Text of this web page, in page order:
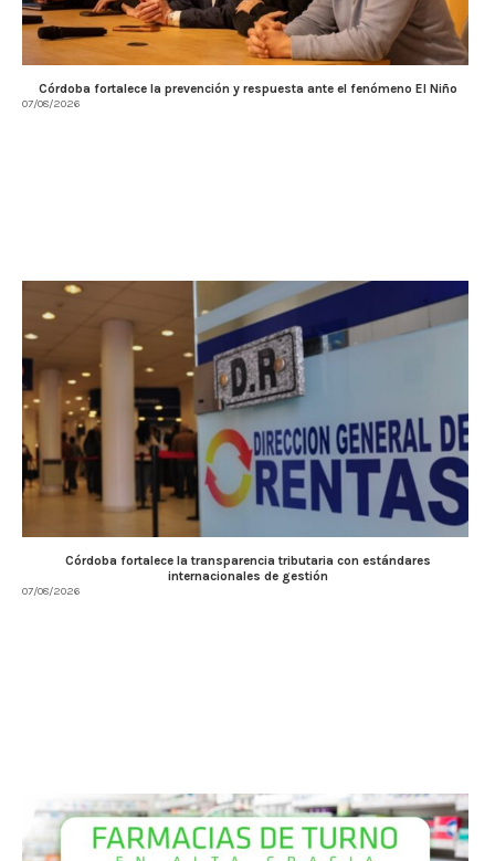
Córdoba fortalece la prevención y respuesta ante el fenómeno El Niño
07/08/2026
Córdoba fortalece la transparencia tributaria con estándares
internacionales de gestión
07/08/2026